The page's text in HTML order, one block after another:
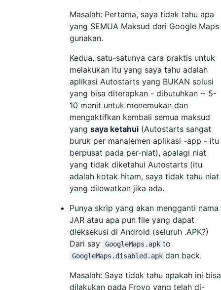
Masalah: Pertama, saya tidak tahu apa
yang SEMUA Maksud dari Google Maps
gunakan.
Kedua, satu-satunya cara praktis untuk
melakukan itu yang saya tahu adalah
aplikasi Autostarts yang BUKAN solusi
yang bisa diterapkan - dibutuhkan ~ 5-
10 menit untuk menemukan dan
mengaktifkan kembali semua maksud
yang saya ketahui (Autostarts sangat
buruk per manajemen aplikasi -app - itu
berpusat pada per-niat), apalagi niat
yang tidak diketahui Autostarts (itu
adalah kotak hitam, saya tidak tahu niat
yang dilewatkan jika ada.
Punya skrip yang akan mengganti nama
JAR atau apa pun file yang dapat
dieksekusi di Android (seluruh .APK?)
Dari say
GoogleMaps.apk to
GoogleMaps.disabled.apk dan back.
Masalah: Saya tidak tahu apakah ini bisa
dilakukan pada Froyo yang telah di-